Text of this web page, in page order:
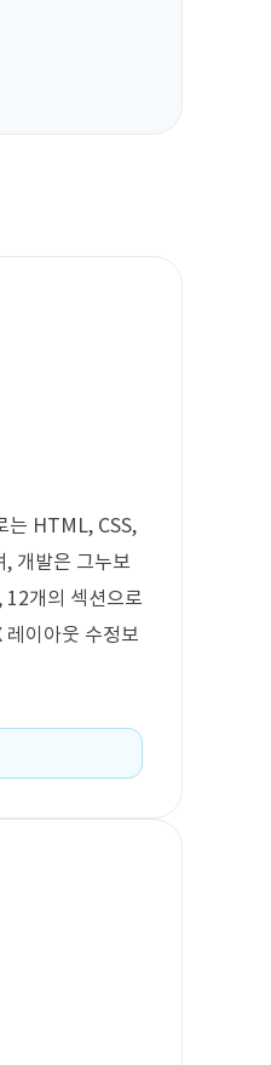
는 HTML, CSS,
개발은 그누보
12개의 섹션으로
이아웃 수정보